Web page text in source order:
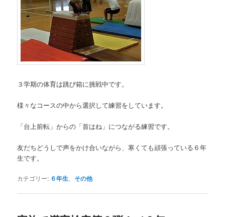
３学期の体育は跳び箱に挑戦中です。
様々なコースの中から選択して練習をしています。
「台上前転」からの「首はね」につながる練習です。
友だちどうしで声をかけ合いながら、寒くても頑張っている６年
生です。
カテゴリー: ６年生 その他